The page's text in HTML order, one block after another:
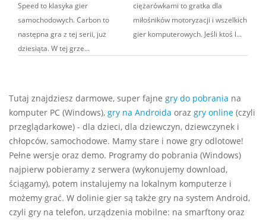
Speed to klasyka gier
samochodowych. Carbon to
następna gra z tej serii, już
dziesiąta. W tej grze...
ciężarówkami to gratka dla
miłośników motoryzacji i wszelkich
gier komputerowych. Jeśli ktoś l...
Tutaj znajdziesz darmowe, super fajne gry do pobrania na
komputer PC (Windows), gry na Androida oraz gry online (czyli
przeglądarkowe) - dla dzieci, dla dziewczyn, dziewczynek i
chłopców, samochodowe. Mamy stare i nowe gry odlotowe!
Pełne wersje oraz demo. Programy do pobrania (Windows)
najpierw pobieramy z serwera (wykonujemy download,
ściągamy), potem instalujemy na lokalnym komputerze i
możemy grać. W dolinie gier są także gry na system Android,
czyli gry na telefon, urządzenia mobilne: na smarftony oraz